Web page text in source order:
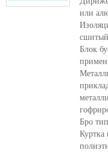
или
Блок
Бро
Куртка